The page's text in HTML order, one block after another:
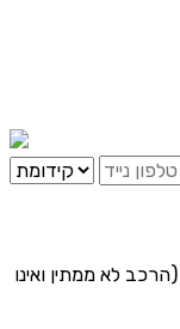
לא ממתין ואינו